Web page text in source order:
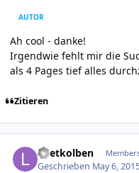
AUTOR
Ah cool - danke!
Irgendwie fehlt mir die
als 4 Pages tief alles
Zitieren
Loetkolben
Geschrieben May 6,